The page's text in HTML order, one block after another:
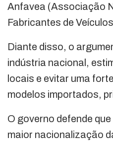
Anfavea (Associação
Fabricantes de
Diante disso, o
indústria nacional,
locais e evitar uma
modelos importados,
O governo defende
maior nacionalização